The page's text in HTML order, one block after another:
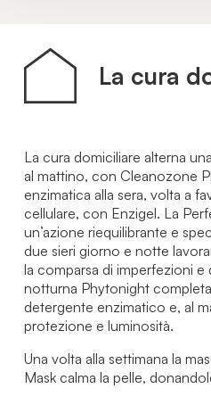
La cura
La cura domiciliare alterna
al mattino, con Cleanozone
enzimatica alla sera, volta a
cellulare, con Enzigel. La
un’azione riequilibrante e
due sieri giorno e notte
la comparsa di imperfezioni e
notturna Phytonight
detergente enzimatico e, al
protezione e luminosità.
Una volta alla settimana la
Mask calma la pelle,